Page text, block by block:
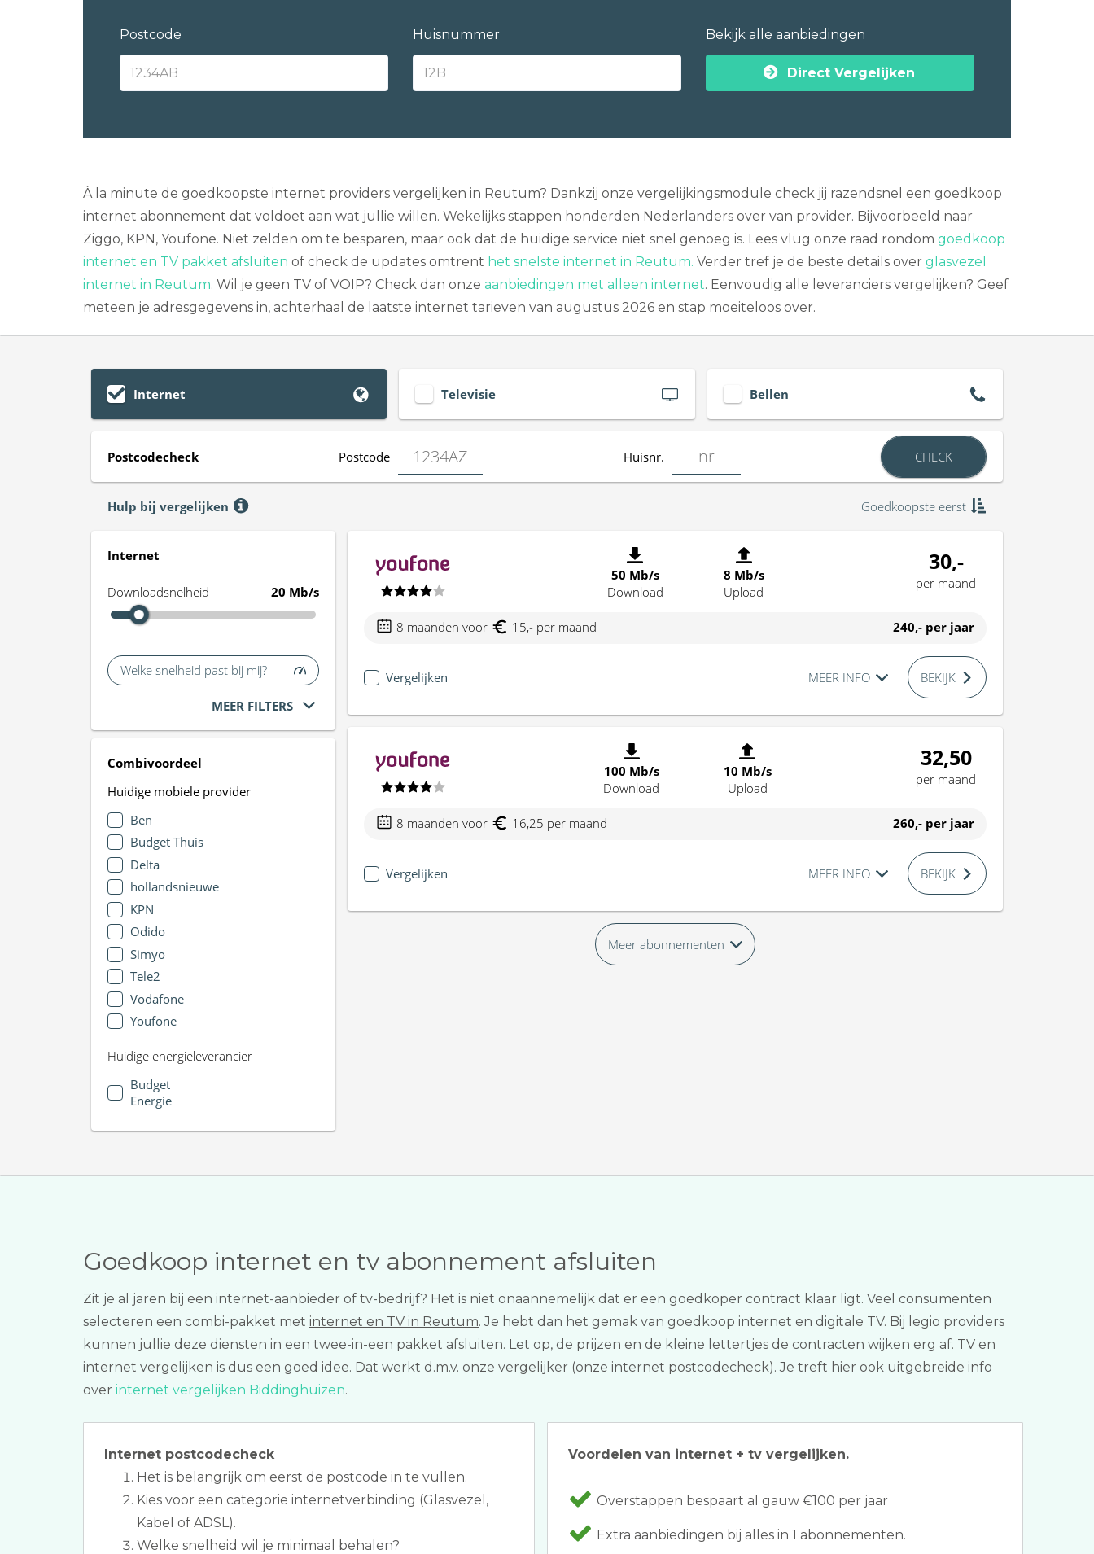
Postcode Huisnummer Bekijk alle aanbiedingen
Direct Vergelijken
À la minute de goedkoopste internet providers vergelijken in Reutum? Dankzij onze vergelijkingsmodule check jij razendsnel een goedkoop
internet abonnement dat voldoet aan wat jullie willen. Wekelijks stappen honderden Nederlanders over van provider. Bijvoorbeeld naar
Ziggo, KPN, Youfone. Niet zelden om te besparen, maar ook dat de huidige service niet snel genoeg is. Lees vlug onze raad rondom goedkoop
internet en TV pakket afsluiten of check de updates omtrent het snelste internet in Reutum. Verder tref je de beste details over glasvezel
internet in Reutum. Wil je geen TV of VOIP? Check dan onze aanbiedingen met alleen internet. Eenvoudig alle leveranciers vergelijken? Geef
meteen je adresgegevens in, achterhaal de laatste internet tarieven van augustus 2026 en stap moeiteloos over.
Internet Televisie Bellen
Postcodecheck Postcode Huisnr. CHECK
Hulp bij vergelijken Goedkoopste eerst
Internet
Downloadsnelheid 20 Mb/s
Welke snelheid past bij mij?
MEER FILTERS
Combivoordeel
Huidige mobiele provider
Ben
Budget Thuis
Delta
hollandsnieuwe
KPN
Odido
Simyo
Tele2
Vodafone
Youfone
Huidige energieleverancier
Budget
Energie
50 Mb/s
Download
8 Mb/s
Upload
30,-
per maand
8 maanden voor 15,- per maand 240,- per jaar
Vergelijken MEER INFO BEKIJK
100 Mb/s
Download
10 Mb/s
Upload
32,50
per maand
8 maanden voor 16,25 per maand 260,- per jaar
Vergelijken MEER INFO BEKIJK
Meer abonnementen
Goedkoop internet en tv abonnement afsluiten
Zit je al jaren bij een internet-aanbieder of tv-bedrijf? Het is niet onaannemelijk dat er een goedkoper contract klaar ligt. Veel consumenten
selecteren een combi-pakket met internet en TV in Reutum. Je hebt dan het gemak van goedkoop internet en digitale TV. Bij legio providers
kunnen jullie deze diensten in een twee-in-een pakket afsluiten. Let op, de prijzen en de kleine lettertjes de contracten wijken erg af. TV en
internet vergelijken is dus een goed idee. Dat werkt d.m.v. onze vergelijker (onze internet postcodecheck). Je treft hier ook uitgebreide info
over internet vergelijken Biddinghuizen.
Internet postcodecheck
Het is belangrijk om eerst de postcode in te vullen.
Kies voor een categorie internetverbinding (Glasvezel,
Kabel of ADSL).
Welke snelheid wil je minimaal behalen?
Voordelen van internet + tv vergelijken.
Overstappen bespaart al gauw €100 per jaar
Extra aanbiedingen bij alles in 1 abonnementen.